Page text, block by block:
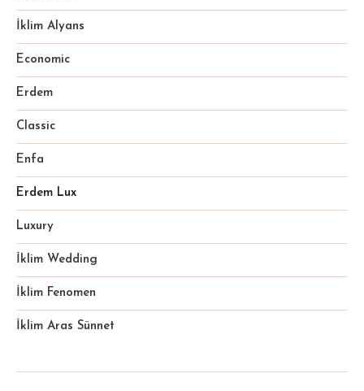
İklim Alyans
Economic
Erdem
Classic
Enfa
Erdem Lux
Luxury
İklim Wedding
İklim Fenomen
İklim Aras Sünnet